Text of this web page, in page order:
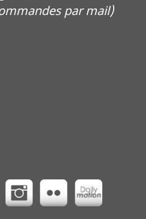
par mail)